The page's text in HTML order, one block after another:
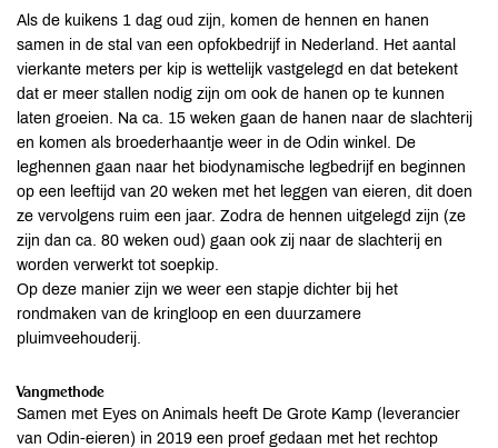
Als de kuikens 1 dag oud zijn, komen de hennen en hanen
samen in de stal van een opfokbedrijf in Nederland. Het aantal
vierkante meters per kip is wettelijk vastgelegd en dat betekent
dat er meer stallen nodig zijn om ook de hanen op te kunnen
laten groeien. Na ca. 15 weken gaan de hanen naar de slachterij
en komen als broederhaantje weer in de Odin winkel. De
leghennen gaan naar het biodynamische legbedrijf en beginnen
op een leeftijd van 20 weken met het leggen van eieren, dit doen
ze vervolgens ruim een jaar. Zodra de hennen uitgelegd zijn (ze
zijn dan ca. 80 weken oud) gaan ook zij naar de slachterij en
worden verwerkt tot soepkip.
Op deze manier zijn we weer een stapje dichter bij het
rondmaken van de kringloop en een duurzamere
pluimveehouderij.
Vangmethode
Samen met Eyes on Animals heeft De Grote Kamp (leverancier
van Odin-eieren) in 2019 een proef gedaan met het rechtop